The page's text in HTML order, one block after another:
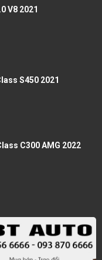
V8 2021
S450 2021
C300 AMG 2022